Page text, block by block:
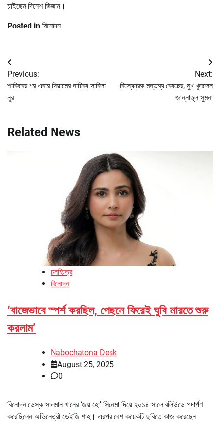
চাইছেন দিনেশ ভিজান।
Posted in বিনোদন
Post
navigation
Previous:
শাকিবের পর এবার সিয়ামের নায়িকা সাবিলা
নূর
Next:
বিস্ফোরক মন্তব্য কোচের, মুখ খুললেন
জান্নাতুল সুমনা
Related News
চলচ্চিত্র
বিনোদন
‘বাজেভাবে স্পর্শ করছিল, পেছনে ফিরেই ঘুষি মারতে শুরু
করলাম’
Nabochatona Desk
August 25, 2025
0
বিনোদন ডেস্ক সালমান খানের ‘জয় হো’ সিনেমা দিয়ে ২০১৪ সালে বলিউডে পদার্পণ
করেছিলেন অভিনেত্রী ডেইজি শাহ। এরপর বেশ কয়েকটি ছবিতে কাজ করেছেন